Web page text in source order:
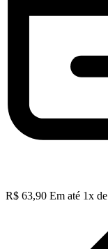
R$ 63,90 Em até 1x de